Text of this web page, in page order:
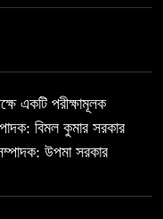
একটি পরীক্ষামূলক
বিমল কুমার সরকার
সম্পাদক: উপমা সরকার